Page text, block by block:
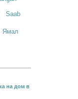
Saab
Ямал
на дом в